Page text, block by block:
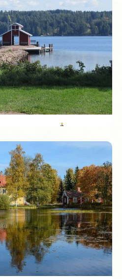
voor publiek. Gripsholm Slott,
een van de mooiste en een
picknick aan het water.
vrolijk rood geverfde houten
met de hand gemaakt. In
samen in het houtsnijwerk
Een Dala-paardje uit de
is voor veel Nederlanders
traditie.